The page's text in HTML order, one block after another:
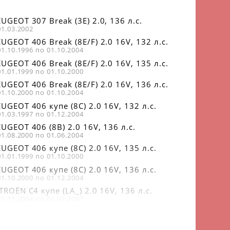
307 Break (3E) 2.0, 136 л.с.
406 Break (8E/F) 2.0 16V, 132 л.с.
по 01.10.2004
406 Break (8E/F) 2.0 16V, 135 л.с.
по 01.10.2000
406 Break (8E/F) 2.0 16V, 136 л.с.
по 01.10.2004
406 купе (8C) 2.0 16V, 132 л.с.
по 01.12.2004
406 (8B) 2.0 16V, 136 л.с.
по 01.06.2004
406 купе (8C) 2.0 16V, 135 л.с.
по 01.10.2000
406 купе (8C) 2.0 16V, 136 л.с.
по 01.12.2004
C4 купе (LA_) 2.0 16V, 136 л.с.
по 01.07.2007